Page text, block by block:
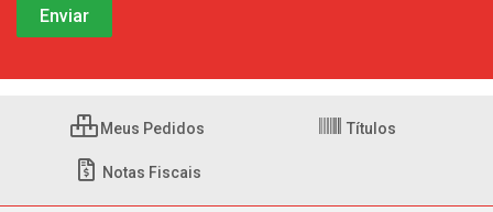
Meus Pedidos Títulos
Notas Fiscais